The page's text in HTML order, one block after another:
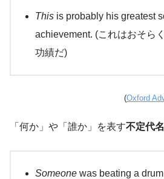
This is probably his greatest
achievement. (これはおそら
功績だ)
(Oxford
「何か」や「誰か」を表す不定代
Someone was beating a